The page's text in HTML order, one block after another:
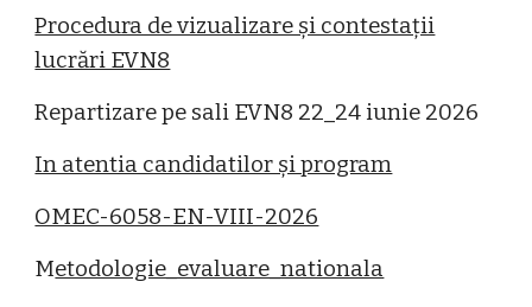
Procedura de vizualizare și contestații
lucrări EVN8
Repartizare pe sali EVN8 22_24 iunie 2026
In atentia candidatilor și program
OMEC-6058-EN-VIII-2026
Metodologie_evaluare_nationala